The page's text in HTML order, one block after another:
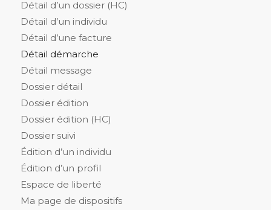
Détail d’un dossier (HC)
Détail d’un individu
Détail d’une facture
Détail démarche
Détail message
Dossier détail
Dossier édition
Dossier édition (HC)
Dossier suivi
Édition d’un individu
Édition d’un profil
Espace de liberté
Ma page de dispositifs